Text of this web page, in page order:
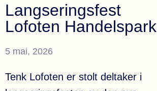
Langseringsfest
Lofoten Handelspark
5 mai, 2026
Tenk Lofoten er stolt deltaker i